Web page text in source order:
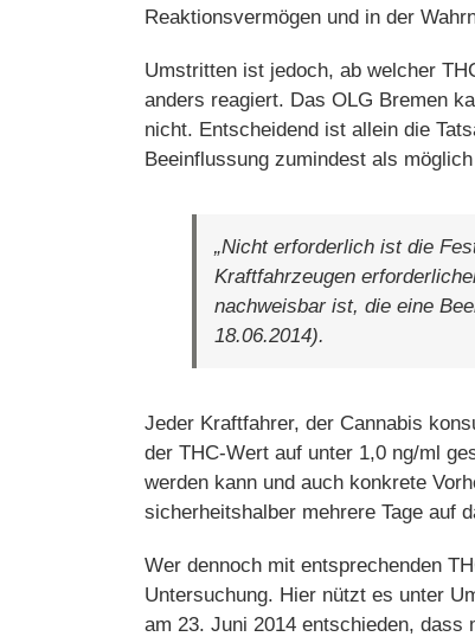
Reaktionsvermögen und in der
Umstritten ist jedoch, ab welcher
anders reagiert. Das OLG Bremen
nicht. Entscheidend ist allein die
Beeinflussung zumindest als
„Nicht erforderlich ist die
Kraftfahrzeugen
nachweisbar ist, die eine
18.06.2014).
Jeder Kraftfahrer, der Cannabis
der THC-Wert auf unter 1,0 ng/ml
werden kann und auch konkrete
sicherheitshalber mehrere Tage auf
Wer dennoch mit entsprechenden
Untersuchung. Hier nützt es unter
am 23. Juni 2014 entschieden, dass